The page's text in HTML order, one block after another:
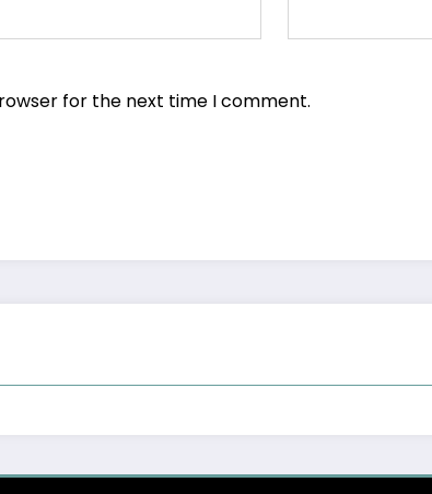
for the next time I comment.